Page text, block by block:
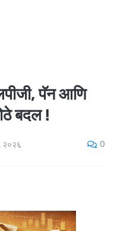
पॅन आणि
बदल !
२०२६ 0